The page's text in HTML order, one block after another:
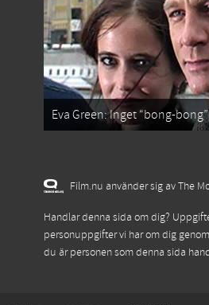
Eva Green: Inget “bong-
Film.nu använder sig av The
Handlar denna sida om dig?
personuppgifter vi har om dig
du är personen som denna sida